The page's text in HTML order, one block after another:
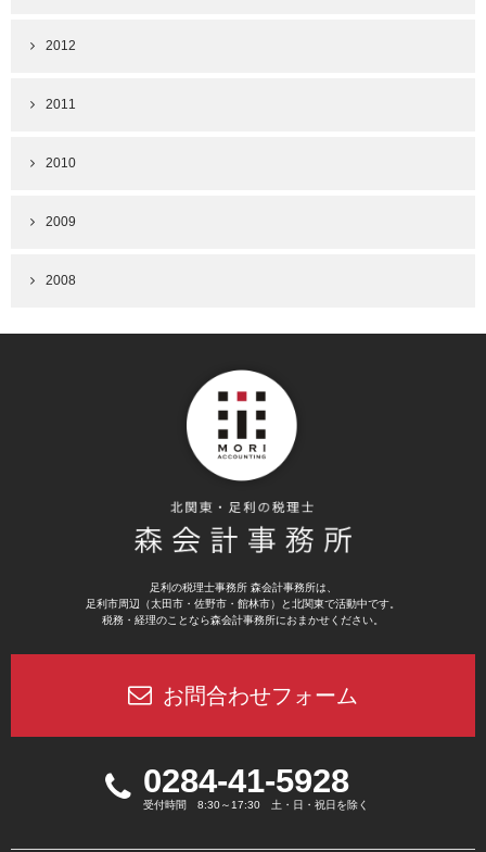
2012
2011
2010
2009
2008
足利の税理士事務所 森会計事務所は、
足利市周辺（太田市・佐野市・館林市）と北関東で活動中です。
税務・経理のことなら森会計事務所におまかせください。
お問合わせフォーム
0284-41-5928
受付時間 8:30～17:30 土・日・祝日を除く